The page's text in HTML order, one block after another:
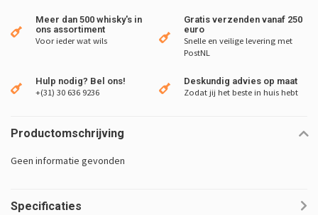
Meer dan 500 whisky's in
ons assortiment
Voor ieder wat wils
Gratis verzenden vanaf 250
euro
Snelle en veilige levering met
PostNL
Hulp nodig? Bel ons!
+(31) 30 636 9236
Deskundig advies op maat
Zodat jij het beste in huis hebt
Productomschrijving
Geen informatie gevonden
Specificaties